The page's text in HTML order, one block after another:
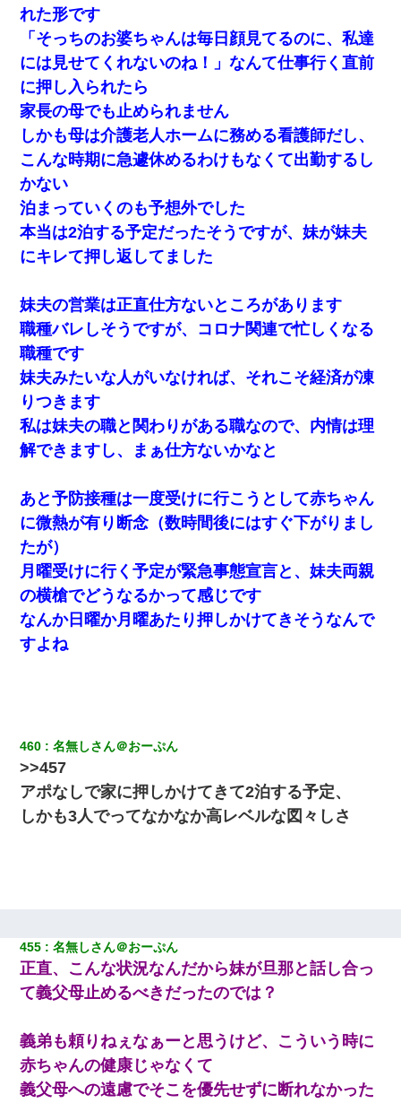
れた形です
「そっちのお婆ちゃんは毎日顔見てるのに、私達
には見せてくれないのね！」なんて仕事行く直前
に押し入られたら
家長の母でも止められません
しかも母は介護老人ホームに務める看護師だし、
こんな時期に急遽休めるわけもなくて出勤するし
かない
泊まっていくのも予想外でした
本当は2泊する予定だったそうですが、妹が妹夫
にキレて押し返してました
妹夫の営業は正直仕方ないところがあります
職種バレしそうですが、コロナ関連で忙しくなる
職種です
妹夫みたいな人がいなければ、それこそ経済が凍
りつきます
私は妹夫の職と関わりがある職なので、内情は理
解できますし、まぁ仕方ないかなと
あと予防接種は一度受けに行こうとして赤ちゃん
に微熱が有り断念（数時間後にはすぐ下がりまし
たが）
月曜受けに行く予定が緊急事態宣言と、妹夫両親
の横槍でどうなるかって感じです
なんか日曜か月曜あたり押しかけてきそうなんで
すよね
460 名無しさん＠おーぷん
>>457
アポなしで家に押しかけてきて2泊する予定、
しかも3人でってなかなか高レベルな図々しさ
455 名無しさん＠おーぷん
正直、こんな状況なんだから妹が旦那と話し合っ
て義父母止めるべきだったのでは？
義弟も頼りねぇなぁーと思うけど、こういう時に
赤ちゃんの健康じゃなくて
義父母への遠慮でそこを優先せずに断れなかった